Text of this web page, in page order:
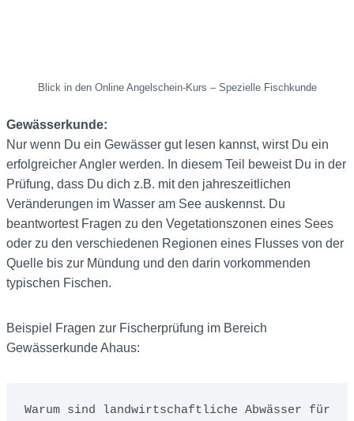
Blick in den Online Angelschein-Kurs – Spezielle Fischkunde
Gewässerkunde:
Nur wenn Du ein Gewässer gut lesen kannst, wirst Du ein
erfolgreicher Angler werden. In diesem Teil beweist Du in der
Prüfung, dass Du dich z.B. mit den jahreszeitlichen
Veränderungen im Wasser am See auskennst. Du
beantwortest Fragen zu den Vegetationszonen eines Sees
oder zu den verschiedenen Regionen eines Flusses von der
Quelle bis zur Mündung und den darin vorkommenden
typischen Fischen.
Beispiel Fragen zur Fischerprüfung im Bereich
Gewässerkunde Ahaus:
Warum sind landwirtschaftliche Abwässer für